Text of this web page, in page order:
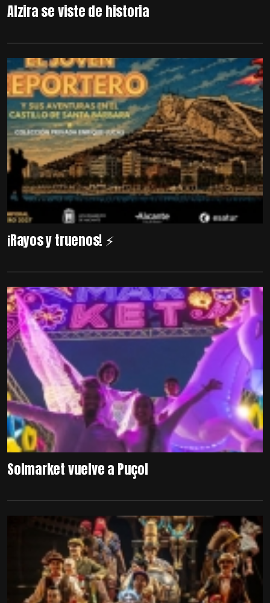
Alzira se viste de historia
¡Rayos y truenos! ⚡
Solmarket vuelve a Puçol